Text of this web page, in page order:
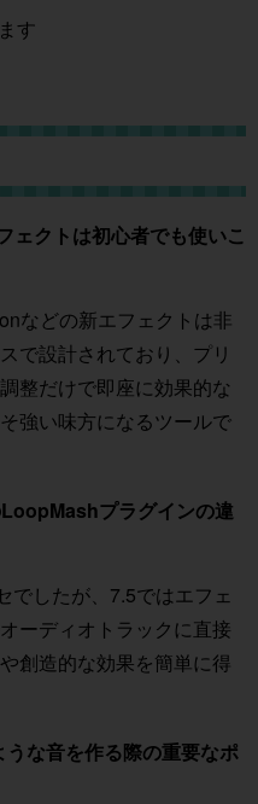
す
ェクトは初心者でも使いこ
などの新エフェクトは非
で設計されており、プリ
整だけで即座に効果的な
強い味方になるツールで
プラグインの違
でしたが、7.5ではエフェ
ーディオトラックに直接
創造的な効果を簡単に得
な音を作る際の重要なポ